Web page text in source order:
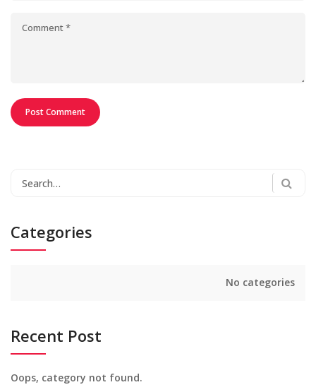
Search
Categories
No categories
Recent Post
Oops, category not found.